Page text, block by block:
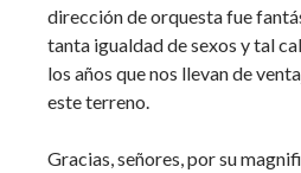
dirección de orquesta fue
tanta igualdad de sexos y tal
los años que nos llevan de
este terreno.
Gracias, señores, por su